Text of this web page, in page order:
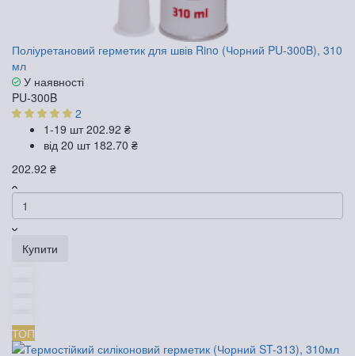
Поліуретановий герметик для швів Rino (Чорний PU-300B), 310
мл
У наявності
PU-300B
2
1-19 шт202.92 ₴
від 20 шт 182.70 ₴
202.92 ₴
Купити
ТОП